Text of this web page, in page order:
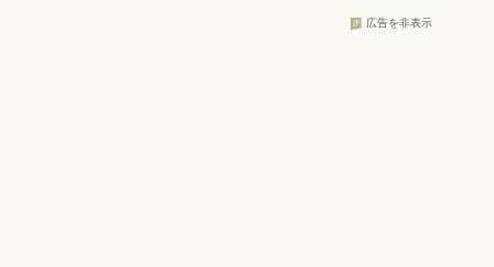
広告を非表示